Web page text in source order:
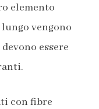
elemento
vengono
essere
con fibre